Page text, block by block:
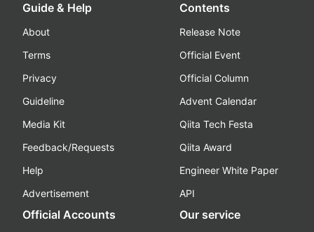
Guide & Help
About
Terms
Privacy
Guideline
Media Kit
Feedback/Requests
Help
Advertisement
Contents
Release Note
Official Event
Official Column
Advent Calendar
Qiita Tech Festa
Qiita Award
Engineer White Paper
API
Official Accounts Our service